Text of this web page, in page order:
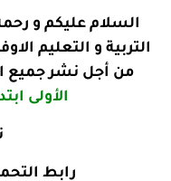
السلام عليكم و
التربية و التعليم
من أجل نشر جميع
الأولى
رابط